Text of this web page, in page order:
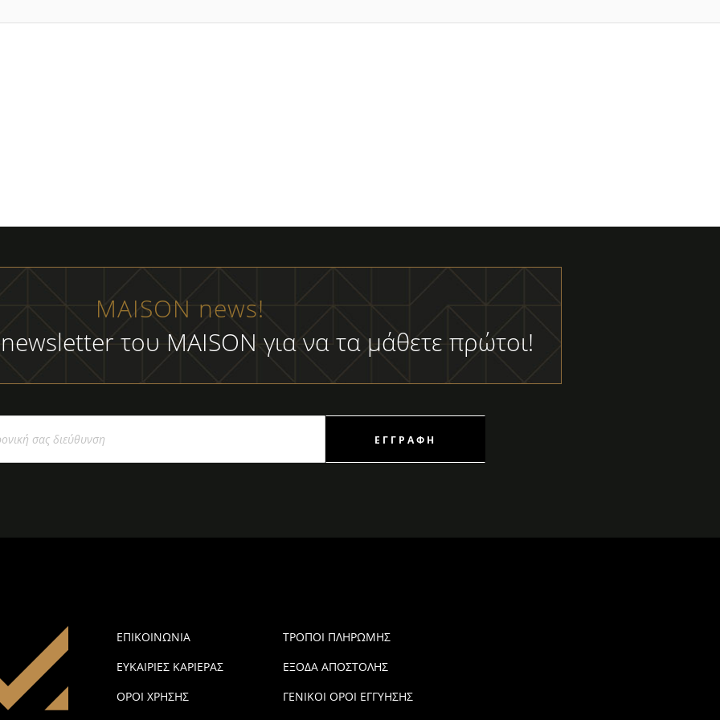
MAISON news!
του MAISON για να τα μάθετε πρώτοι!
ΕΓΓΡΑΦΉ
ΕΠΙΚΟΙΝΩΝΙΑ
ΕΥΚΑΙΡΙΕΣ ΚΑΡΙΕΡΑΣ
ΟΡΟΙ ΧΡΗΣΗΣ
ΤΡΟΠΟΙ ΠΛΗΡΩΜΗΣ
ΕΞΟΔΑ ΑΠΟΣΤΟΛΗΣ
ΓΕΝΙΚΟΙ ΟΡΟΙ ΕΓΓΥΗΣΗΣ